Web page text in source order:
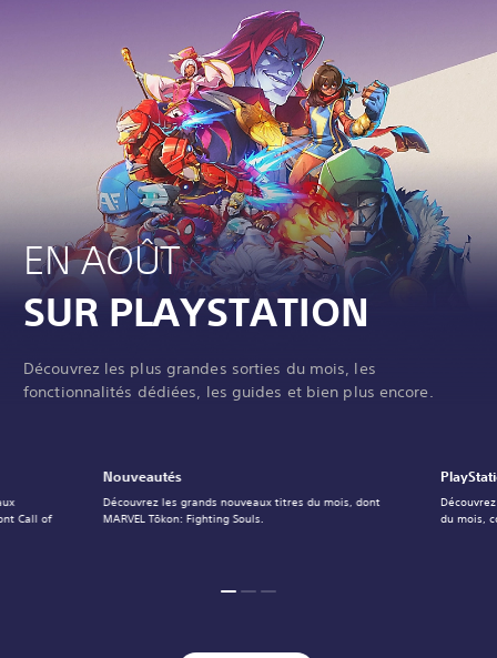
EN AOÛT
SUR PLAYSTATION
Découvrez les plus grandes sorties du mois, les
fonctionnalités dédiées, les guides et bien plus encore.
Nouveautés
Découvrez les grands nouveaux titres du mois, dont
MARVEL Tōkon: Fighting Souls.
du mois,
Call of